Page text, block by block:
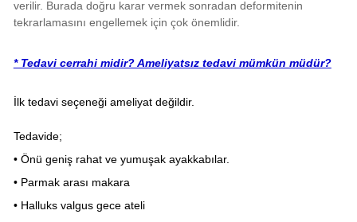
verilir. Burada doğru karar vermek sonradan deformitenin
tekrarlamasını engellemek için çok önemlidir.
* Tedavi cerrahi midir? Ameliyatsız tedavi mümkün müdür?
İlk tedavi seçeneği ameliyat değildir.
Tedavide;
• Önü geniş rahat ve yumuşak ayakkabılar.
• Parmak arası makara
• Halluks valgus gece ateli